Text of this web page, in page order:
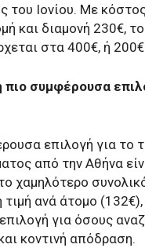
του Ιονίου. Με
και διαμονή 230€,
στα 400€, ή
πιο συμφέρουσα
επιλογή για το
από την Αθήνα
χαμηλότερο
τιμή ανά άτομο
για όσους
κοντινή απόδραση.